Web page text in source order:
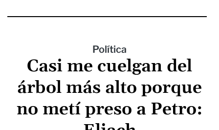
Política
Casi me cuelgan del
árbol más alto porque
no metí preso a Petro: